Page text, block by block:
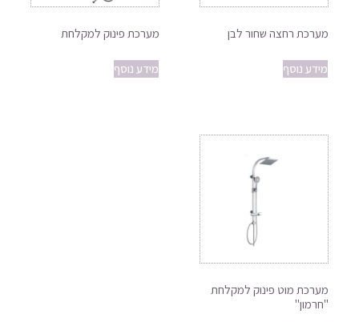
מערכת רחצה שחור לבן
מידע נוסף
מערכת פינוק למקלחת
מידע נוסף
מערכת מוט פינוק למקלחת
"חרמון"